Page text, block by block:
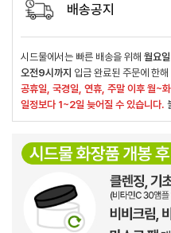
배송공지
시드물에서는 빠른 배송을 위해 월요
오전9시까지 입금 완료된 주문에 한
공휴일, 국경일, 연휴, 주말 이후 월~
일정보다 1~2일 늦어질 수 있습니다.